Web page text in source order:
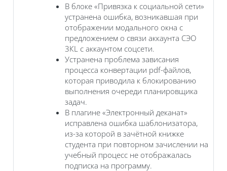
В блоке «Привязка к социальной сети»
устранена ошибка, возникавшая при
отображении модального окна с
предложением о связи аккаунта СЭО
3КL с аккаунтом соцсети.
Устранена проблема зависания
процесса конвертации pdf-файлов,
которая приводила к блокированию
выполнения очереди планировщика
задач.
В плагине «Электронный деканат»
исправлена ошибка шаблонизатора,
из-за которой в зачётной книжке
студента при повторном зачислении на
учебный процесс не отображалась
подписка на программу.